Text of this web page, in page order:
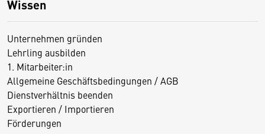
Wissen
Unternehmen gründen
Lehrling ausbilden
1. Mitarbeiter:in
Allgemeine Geschäftsbedingungen / AGB
Dienstverhältnis beenden
Exportieren / Importieren
Förderungen